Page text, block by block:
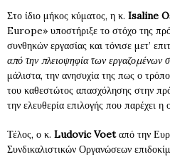
Στο ίδιο μήκος κύματος, η κ. Isaline
Europe» υποστήριξε το στόχο της
συνθηκών εργασίας και τόνισε μετ’
από την πλειοψηφία των εργαζομένων
μάλιστα, την ανησυχία της πως ο
του καθεστώτος απασχόλησης στην
την ελευθερία επιλογής που παρέχει
Τέλος, ο κ. Ludovic Voetαπό την
Συνδικαλιστικών Οργανώσεων